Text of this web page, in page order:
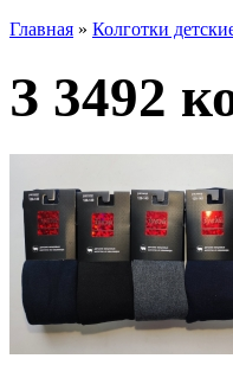
Главная » Колготки
З 3492